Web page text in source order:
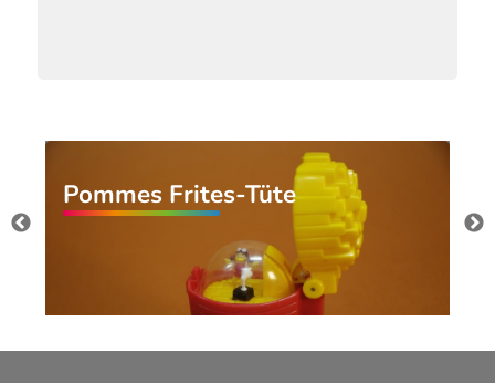
Pommes Frites-Tüte